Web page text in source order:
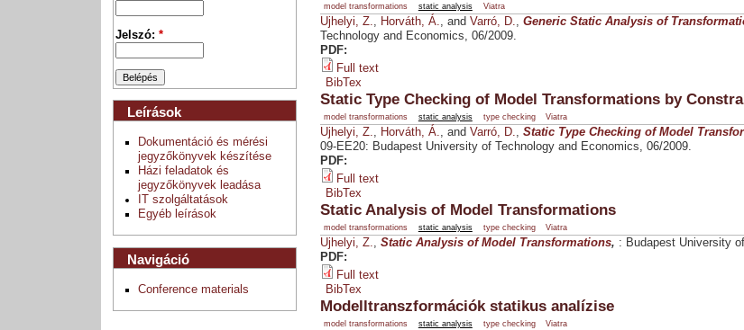
model transformations static analysis Viatra
Ujhelyi, Z., Horváth, Á., and Varró, D., Generic Static Analysis of
Technology and Economics, 06/2009.
PDF:
Full text
BibTex
Static Type Checking of Model Transformations by
model transformations static analysis type checking Viatra
Ujhelyi, Z., Horváth, Á., and Varró, D., Static Type Checking of Model
09-EE20: Budapest University of Technology and Economics, 06/2009.
PDF:
Full text
BibTex
Static Analysis of Model Transformations
model transformations static analysis type checking Viatra
Ujhelyi, Z., Static Analysis of Model Transformations, : Budapest University
PDF:
Full text
BibTex
Modelltranszformációk statikus analízise
model transformations static analysis type checking Viatra
Jelszó:*
Leírások
Dokumentáció és mérési
jegyzőkönyvek készítése
Házi feladatok és
jegyzőkönyvek leadása
IT szolgáltatások
Egyéb leírások
Navigáció
Conference materials